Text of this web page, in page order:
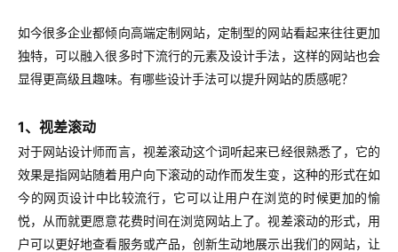
如今很多企业都倾向高端定制网站，定制型的网站看起来往往更加
独特，可以融入很多时下流行的元素及设计手法，这样的网站也会
显得更高级且趣味。有哪些设计手法可以提升网站的质感呢？
1、视差滚动
对于网站设计师而言，视差滚动这个词听起来已经很熟悉了，它的
效果是指网站随着用户向下滚动的动作而发生变，这种的形式在如
今的网页设计中比较流行，它可以让用户在浏览的时候更加的愉
悦，从而就更愿意花费时间在浏览网站上了。视差滚动的形式，用
户可以更好地查看服务或产品，创新生动地展示出我们的网站，让